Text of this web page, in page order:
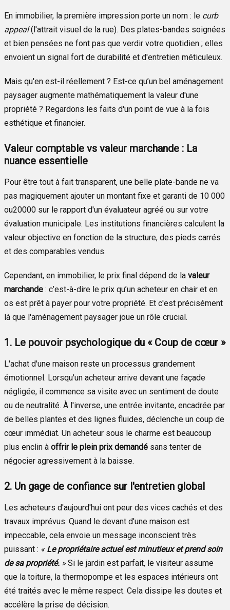
En immobilier, la première impression porte un nom : le curb
appeal(l'attrait visuel de la rue). Des plates-bandes soignées
et bien pensées ne font pas que verdir votre quotidien ; elles
envoient un signal fort de durabilité et d'entretien méticuleux.
Mais qu'en est-il réellement ? Est-ce qu’un bel aménagement
paysager augmente mathématiquement la valeur d'une
propriété ? Regardons les faits d'un point de vue à la fois
esthétique et financier.
Valeur comptable vs valeur marchande : La
nuance essentielle
Pour être tout à fait transparent, une belle plate-bande ne va
pas magiquement ajouter un montant fixe et garanti de 10 000
ou20000 sur le rapport d'un évaluateur agréé ou sur votre
évaluation municipale. Les institutions financières calculent la
valeur objective en fonction de la structure, des pieds carrés
et des comparables vendus.
Cependant, en immobilier, le prix final dépend de la valeur
marchande : c’est-à-dire le prix qu’un acheteur en chair et en
os est prêt à payer pour votre propriété. Et c'est précisément
là que l'aménagement paysager joue un rôle crucial.
1. Le pouvoir psychologique du « Coup de cœur »
L'achat d'une maison reste un processus grandement
émotionnel. Lorsqu'un acheteur arrive devant une façade
négligée, il commence sa visite avec un sentiment de doute
ou de neutralité. À l'inverse, une entrée invitante, encadrée par
de belles plantes et des lignes fluides, déclenche un coup de
cœur immédiat. Un acheteur sous le charme est beaucoup
plus enclin à offrir le plein prix demandé sans tenter de
négocier agressivement à la baisse.
2. Un gage de confiance sur l'entretien global
Les acheteurs d'aujourd'hui ont peur des vices cachés et des
travaux imprévus. Quand le devant d'une maison est
impeccable, cela envoie un message inconscient très
puissant : « Le propriétaire actuel est minutieux et prend soin
de sa propriété. » Si le jardin est parfait, le visiteur assume
que la toiture, la thermopompe et les espaces intérieurs ont
été traités avec le même respect. Cela dissipe les doutes et
accélère la prise de décision.